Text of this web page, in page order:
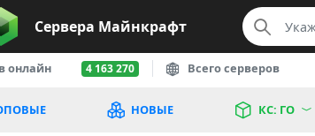
Сервера Майнкрафт
онлайн 4 163 270 Всего серверов
НОВЫЕ КС: ГО